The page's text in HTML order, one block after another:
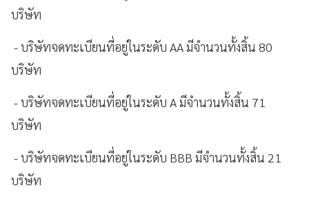
บริษัท
- บริษัทจดทะเบียนที่อยู่ในระดับ AA มีจำนวนทั้งสิ้น 80
บริษัท
- บริษัทจดทะเบียนที่อยู่ในระดับ A มีจำนวนทั้งสิ้น 71
บริษัท
- บริษัทจดทะเบียนที่อยู่ในระดับ BBB มีจำนวนทั้งสิ้น 21
บริษัท